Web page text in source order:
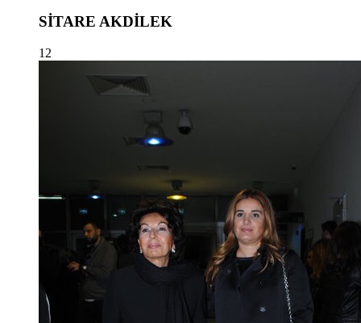
SİTARE AKDİLEK
12